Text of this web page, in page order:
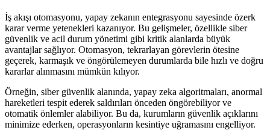
İş akışı otomasyonu, yapay zekanın entegrasyonu sayesinde özerk
karar verme yetenekleri kazanıyor. Bu gelişmeler, özellikle siber
güvenlik ve acil durum yönetimi gibi kritik alanlarda büyük
avantajlar sağlıyor. Otomasyon, tekrarlayan görevlerin ötesine
geçerek, karmaşık ve öngörülemeyen durumlarda bile hızlı ve doğru
kararlar alınmasını mümkün kılıyor.
Örneğin, siber güvenlik alanında, yapay zeka algoritmaları, anormal
hareketleri tespit ederek saldırıları önceden öngörebiliyor ve
otomatik önlemler alabiliyor. Bu da, kurumların güvenlik açıklarını
minimize ederken, operasyonların kesintiye uğramasını engelliyor.